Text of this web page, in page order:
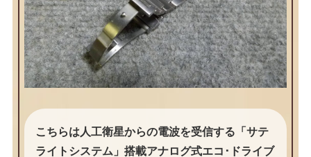
こちらは人工衛星からの電波を受信する「サテ
ライトシステム」搭載アナログ式エコ･ドライブ